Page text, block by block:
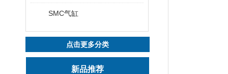
SMC气缸
点击更多分类
新品推荐